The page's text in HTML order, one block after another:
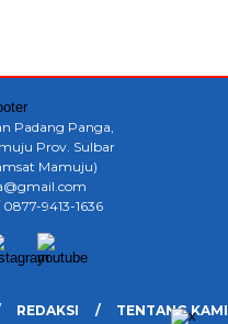
Padang Panga,
Prov. Sulbar
Mamuju)
9413-1636
REDAKSI TENTANG KAMI